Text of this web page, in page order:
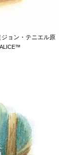
ジョン・テニエル原